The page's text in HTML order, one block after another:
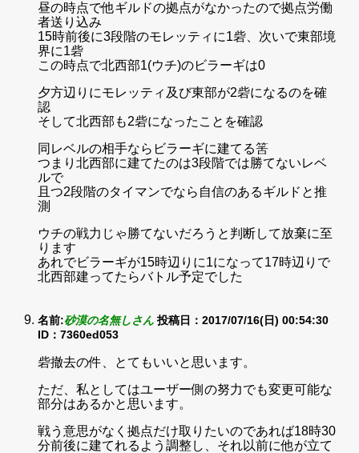
昼の時点で他ギルドの拠点がなかったので拠点労働
者送り込み
15時前後に3段階のモレッティに1砦、次いで東部境
界に1砦
この時点で北西部1(ウチ)のビラーギは0
夕方辺りにモレッティ及び東部が2砦になるのを確
認
そして北西部も2砦になったことを確認
同レベルの相手ならビラーギに建てる筈
つまり北西部に建てたのは3段階では勝てないレベ
ルで
且つ2段階のタイマンでなら自信のあるギルドと推
測
ウチの戦力じゃ勝てないだろうと判断して放棄に至
ります
あれでビラーギが15時辺りに1になって17時辺りで
北西部建ってたらバトル予定でした
名前:砂漠の名無しさん 投稿日：2017/07/16(日) 00:54:30
ID：7360ed053
砦撤去の件、とてもいいと思います。
ただ、私としてはユーザー側の努力でも変更可能な
部分はあるかと思います。
戦う意思がなく拠点だけ取りたいのであれば18時30
分前後に建てれるよう調整し、それ以前に他が立て